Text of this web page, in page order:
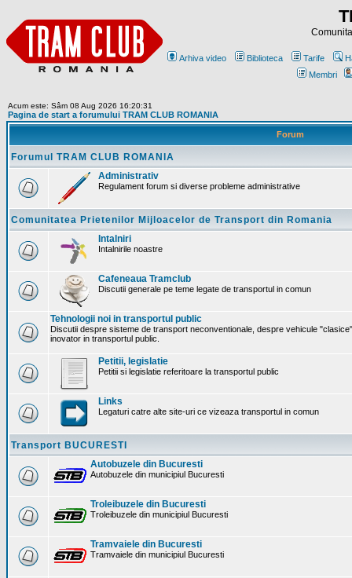
Arhiva video Biblioteca Tarife
Membri
Acum este: Sâm 08 Aug 2026 16:20:31
Pagina de start a forumului TRAM CLUB ROMANIA
Forum
Forumul TRAM CLUB ROMANIA
Administrativ
Regulament forum si diverse probleme administrative
Comunitatea Prietenilor Mijloacelor de Transport din Romania
Intalniri
Intalnirile noastre
Cafeneaua Tramclub
Discutii generale pe teme legate de transportul in comun
Tehnologii noi in transportul public
Discutii despre sisteme de transport neconventionale, despre vehicule
inovator in transportul public.
Petitii, legislatie
Petitii si legislatie referitoare la transportul public
Links
Legaturi catre alte site-uri ce vizeaza transportul in comun
Transport BUCURESTI
Autobuzele din Bucuresti
Autobuzele din municipiul Bucuresti
Troleibuzele din Bucuresti
Troleibuzele din municipiul Bucuresti
Tramvaiele din Bucuresti
Tramvaiele din municipiul Bucuresti